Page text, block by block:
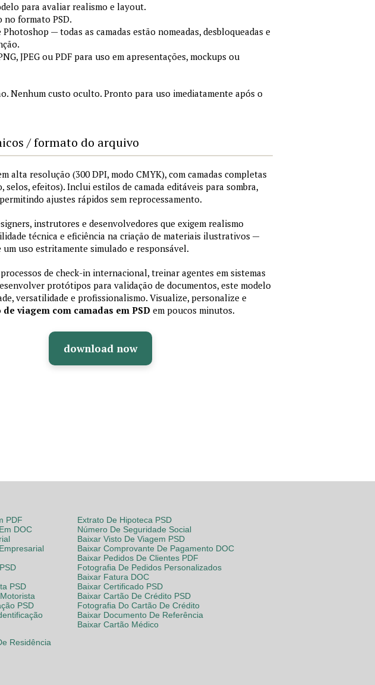
para avaliar realismo e layout.
no formato PSD.
Photoshop — todas as camadas estão nomeadas, desbloqueadas e
JPEG ou PDF para uso em apresentações, mockups ou
Nenhum custo oculto. Pronto para uso imediatamente após o
/ formato do arquivo
alta resolução (300 DPI, modo CMYK), com camadas completas
selos, efeitos). Inclui estilos de camada editáveis para sombra,
ajustes rápidos sem reprocessamento.
instrutores e desenvolvedores que exigem realismo
técnica e eficiência na criação de materiais ilustrativos —
um uso estritamente simulado e responsável.
de check-in internacional, treinar agentes em sistemas
protótipos para validação de documentos, este modelo
versatilidade e profissionalismo. Visualize, personalize e
viagem com camadas em PSD em poucos minutos.
download now
PDF
DOC
PSD
PSD
Residência
Extrato De Hipoteca PSD
Número De Seguridade Social
Baixar Visto De Viagem PSD
Baixar Comprovante De Pagamento DOC
Baixar Pedidos De Clientes PDF
Fotografia De Pedidos Personalizados
Baixar Fatura DOC
Baixar Certificado PSD
Baixar Cartão De Crédito PSD
Fotografia Do Cartão De Crédito
Baixar Documento De Referência
Baixar Cartão Médico